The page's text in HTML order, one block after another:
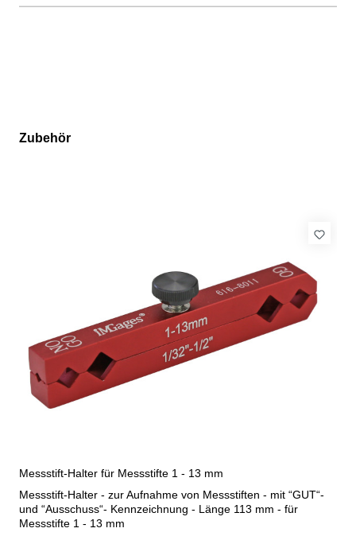
Produktgalerie überspringen
Zubehör
Messstift-Halter für Messstifte 1 - 13 mm
Messstift-Halter - zur Aufnahme von Messstiften - mit “GUT“-
und “Ausschuss“- Kennzeichnung - Länge 113 mm - für
Messstifte 1 - 13 mm